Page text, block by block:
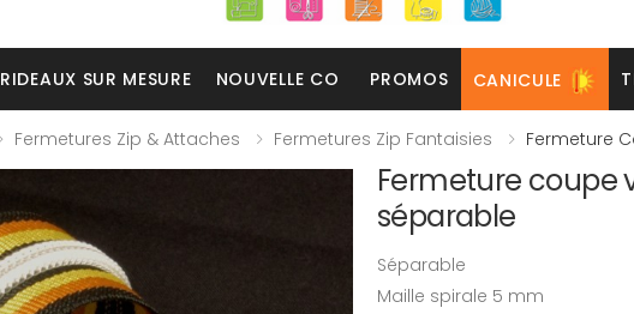
RIDEAUX SUR MESURE NOUVELLE CO PROMOS CANICULE
Fermetures Zip & Attaches Fermetures Zip Fantaisies Fermeture
Fermeture coupe
séparable
Séparable
Maille spirale 5 mm